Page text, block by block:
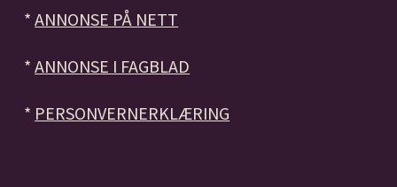
*ANNONSE PÅ NETT
*ANNONSE I FAGBLAD
* PERSONVERNERKLÆRING